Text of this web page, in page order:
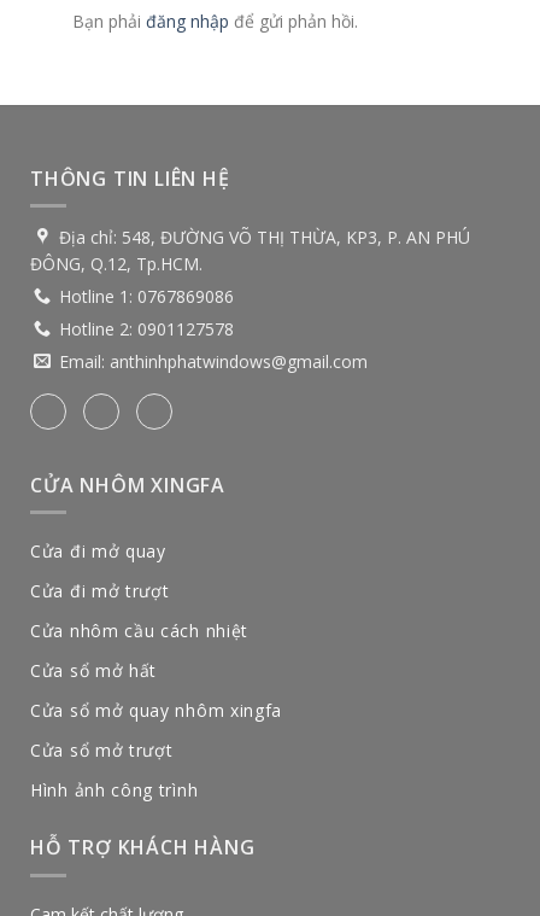
Bạn phải đăng nhập để gửi phản hồi.
THÔNG TIN LIÊN HỆ
Địa chỉ: 548, ĐƯỜNG VÕ THỊ THỪA, KP3, P. AN PHÚ
ĐÔNG, Q.12, Tp.HCM.
Hotline 1: 0767869086
Hotline 2: 0901127578
Email: anthinhphatwindows@gmail.com
CỬA NHÔM XINGFA
Cửa đi mở quay
Cửa đi mở trượt
Cửa nhôm cầu cách nhiệt
Cửa sổ mở hất
Cửa sổ mở quay nhôm xingfa
Cửa sổ mở trượt
Hình ảnh công trình
HỖ TRỢ KHÁCH HÀNG